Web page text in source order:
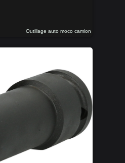
Outillage auto moco camion